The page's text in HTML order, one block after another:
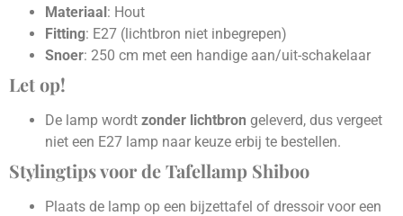
Materiaal: Hout
Fitting: E27 (lichtbron niet inbegrepen)
Snoer: 250 cm met een handige aan/uit-schakelaar
Let op!
De lamp wordt zonder lichtbron geleverd, dus vergeet
niet een E27 lamp naar keuze erbij te bestellen.
Stylingtips voor de Tafellamp Shiboo
Plaats de lamp op een bijzettafel of dressoir voor een